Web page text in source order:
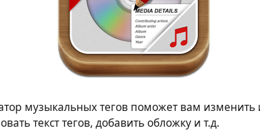
музыкальных тегов поможет вам
текст тегов, добавить обложку и т.д.